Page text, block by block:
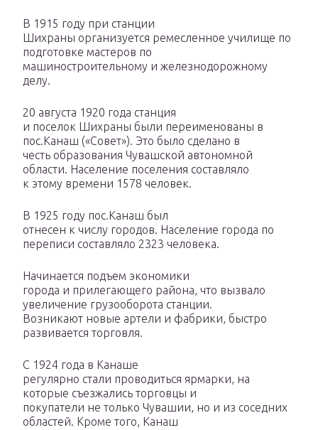
В 1915 году при станции
Шихраны организуется ремесленное училище по
подготовке мастеров по
машиностроительному и железнодорожному
делу.
20 августа 1920 года станция
и поселок Шихраны были переименованы в
пос.Канаш («Совет»). Это было сделано в
честь образования Чувашской автономной
области. Население поселения составляло
к этому времени 1578 человек.
В 1925 году пос.Канаш был
отнесен к числу городов. Население города по
переписи составляло 2323 человека.
Начинается подъем экономики
города и прилегающего района, что вызвало
увеличение грузооборота станции.
Возникают новые артели и фабрики, быстро
развивается торговля.
С 1924 года в Канаше
регулярно стали проводиться ярмарки, на
которые съезжались торговцы и
покупатели не только Чувашии, но и из соседних
областей. Кроме того, Канаш